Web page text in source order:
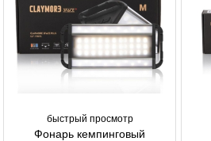
быстрый просмотр
Фонарь кемпинговый